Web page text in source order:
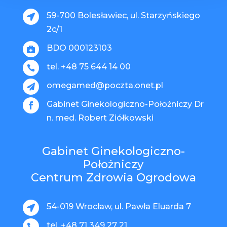

59-700 Bolesławiec, ul. Starzyńskiego
2c/1
 BDO 000123103
 tel. +48 75 644 14 00
 omegamed@poczta.onet.pl

Gabinet Ginekologiczno-Położniczy Dr
n. med. Robert Ziółkowski
Gabinet Ginekologiczno-
Położniczy
Centrum Zdrowia Ogrodowa
 54-019 Wrocław, ul. Pawła Eluarda 7